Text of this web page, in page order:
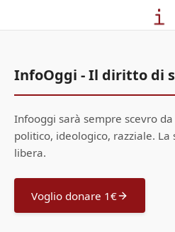
InfoOggi - Il diritto di
Infooggi sarà sempre scevro
politico, ideologico, razziale.
libera.
Voglio donare 1€